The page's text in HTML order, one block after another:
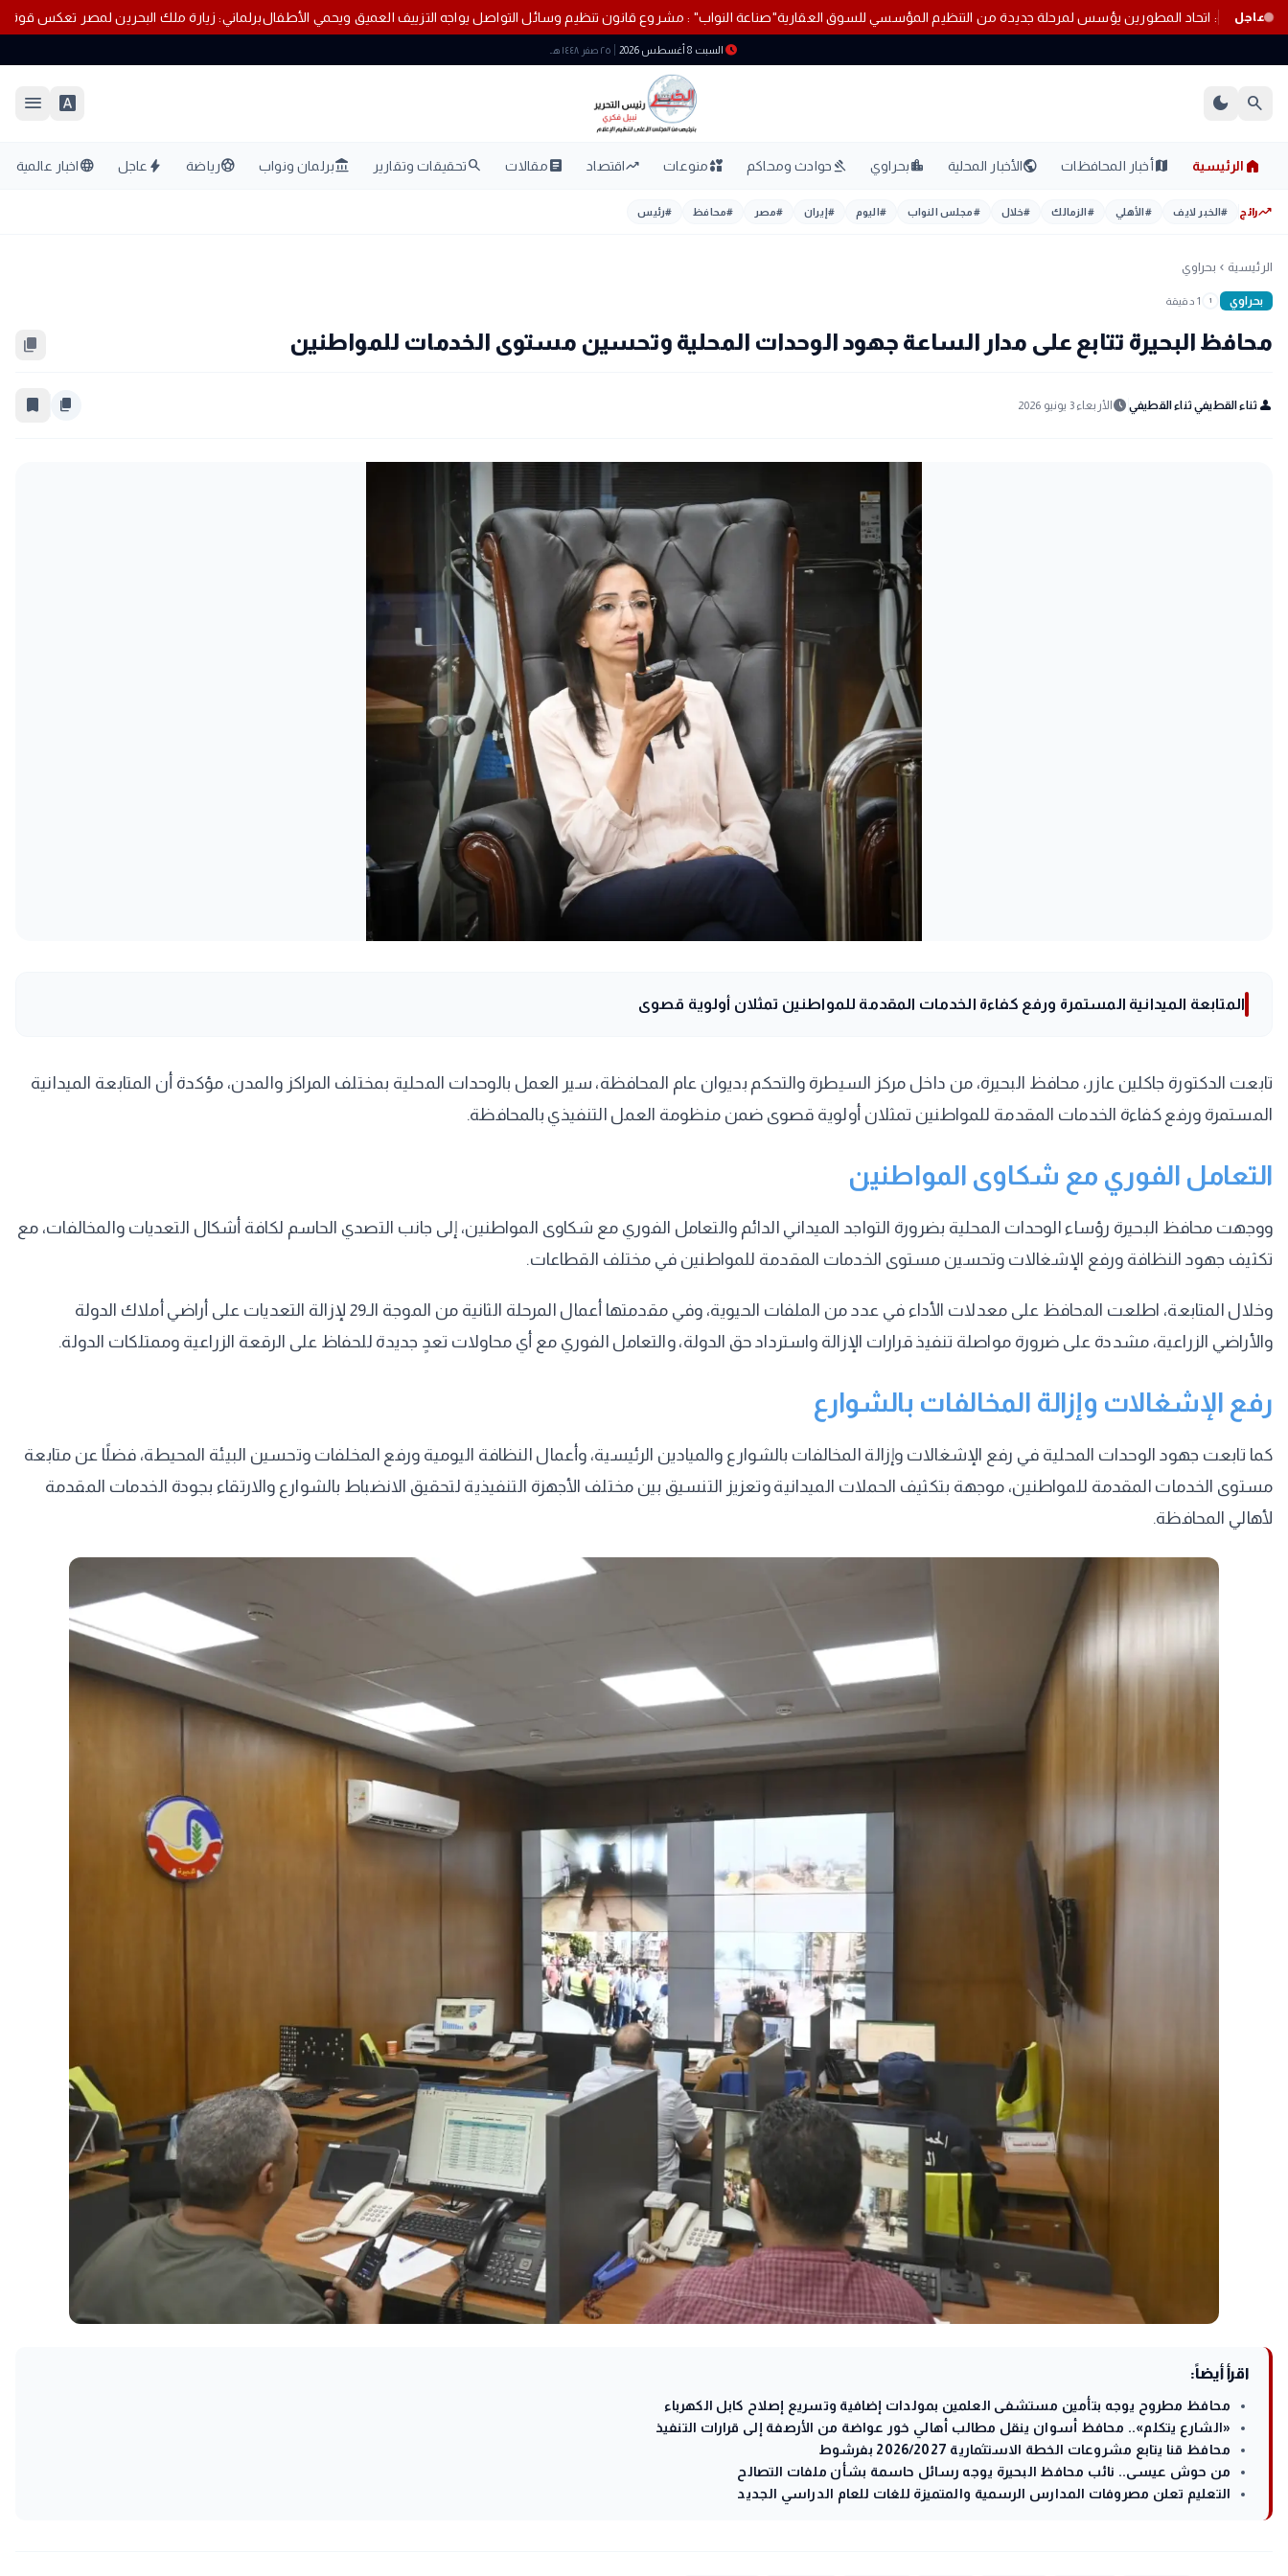
عاجل
تعرف على التفاصيلبرلمانية: اتحاد المطورين يؤسس لمرحلة جديدة من التنظيم المؤسسي للسوق العقارية"صناعة النواب" : مشروع قانون تنظيم وسائل التواصل يواجه التزييف العميق ويحمي الأطفالبرلماني: زيارة ملك البحرين
schedule السبت 8 أغسطس 2026 ٢٥ صفر ١٤٤٨ هـ
search
dark_mode
font_download
menu
home الرئيسية mapأخبار المحافظات publicالأخبار المحلية location_cityبحراوي gavelحوادث ومحاكم interestsمنوعات trending_upاقتصاد articleمقالات searchتحقيقات وتقارير account_balanceبرلمان ونواب sports_soccerرياضة bolt عاجل languageاخبار عالمية
trending_upرائج #الخبر لايف #الأهلي #الزمالك #خلال #مجلس النواب #اليوم #إيران #مصر #محافظ #رئيس
الرئيسية chevron_left بحراوي
بحراوي 1 1 دقيقة
محافظ البحيرة تتابع على مدار الساعة جهود الوحدات المحلية وتحسين مستوى الخدمات للمواطنين content_copy
person ثناء القطيفي ثناء القطيفي schedule الأربعاء 3 يونيو 2026 content_copy
bookmark_border
المتابعة الميدانية المستمرة ورفع كفاءة الخدمات المقدمة للمواطنين تمثلان أولوية قصوى
تابعت الدكتورة جاكلين عازر، محافظ البحيرة، من داخل مركز السيطرة والتحكم بديوان عام المحافظة، سير العمل بالوحدات المحلية بمختلف المراكز والمدن، مؤكدة أن المتابعة الميدانية
المستمرة ورفع كفاءة الخدمات المقدمة للمواطنين تمثلان أولوية قصوى ضمن منظومة العمل التنفيذي بالمحافظة.
التعامل الفوري مع شكاوى المواطنين
ووجهت محافظ البحيرة رؤساء الوحدات المحلية بضرورة التواجد الميداني الدائم والتعامل الفوري مع شكاوى المواطنين، إلى جانب التصدي الحاسم لكافة أشكال التعديات والمخالفات، مع
تكثيف جهود النظافة ورفع الإشغالات وتحسين مستوى الخدمات المقدمة للمواطنين في مختلف القطاعات.
وخلال المتابعة، اطلعت المحافظ على معدلات الأداء في عدد من الملفات الحيوية، وفي مقدمتها أعمال المرحلة الثانية من الموجة الـ29 لإزالة التعديات على أراضي أملاك الدولة
والأراضي الزراعية، مشددة على ضرورة مواصلة تنفيذ قرارات الإزالة واسترداد حق الدولة، والتعامل الفوري مع أي محاولات تعدٍ جديدة للحفاظ على الرقعة الزراعية وممتلكات الدولة.
رفع الإشغالات وإزالة المخالفات بالشوارع
كما تابعت جهود الوحدات المحلية في رفع الإشغالات وإزالة المخالفات بالشوارع والميادين الرئيسية، وأعمال النظافة اليومية ورفع المخلفات وتحسين البيئة المحيطة، فضلًا عن متابعة
مستوى الخدمات المقدمة للمواطنين، موجهة بتكثيف الحملات الميدانية وتعزيز التنسيق بين مختلف الأجهزة التنفيذية لتحقيق الانضباط بالشوارع والارتقاء بجودة الخدمات المقدمة
لأهالي المحافظة.
اقرأ أيضاً:
محافظ مطروح يوجه بتأمين مستشفى العلمين بمولدات إضافية وتسريع إصلاح كابل الكهرباء
«الشارع يتكلم».. محافظ أسوان ينقل مطالب أهالي خور عواضة من الأرصفة إلى قرارات التنفيذ
محافظ قنا يتابع مشروعات الخطة الاستثمارية 2026/2027 بفرشوط
من حوش عيسى.. نائب محافظ البحيرة يوجه رسائل حاسمة بشأن ملفات التصالح
التعليم تعلن مصروفات المدارس الرسمية والمتميزة للغات للعام الدراسي الجديد